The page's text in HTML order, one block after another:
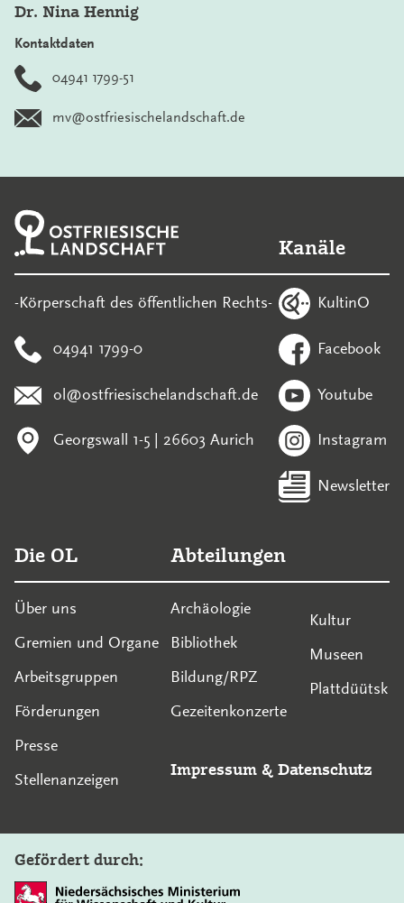
Dr. Nina Hennig
Kontaktdaten
04941 1799-51
mv@ostfriesischelandschaft.de
-Körperschaft des öffentlichen Rechts-
04941 1799-0
ol@ostfriesischelandschaft.de
Georgswall 1-5 | 26603 Aurich
Kanäle
KultinO
Facebook
Youtube
Instagram
Newsletter
Die OL
Über uns
Gremien und Organe
Arbeitsgruppen
Förderungen
Presse
Stellenanzeigen
Abteilungen
Archäologie
Bibliothek
Bildung/RPZ
Gezeitenkonzerte
Kultur
Museen
Plattdüütsk
Impressum & Datenschutz
Gefördert durch: